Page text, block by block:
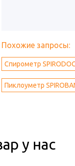
Похожие запросы:
Спирометр
Пиклоуметр
у нас